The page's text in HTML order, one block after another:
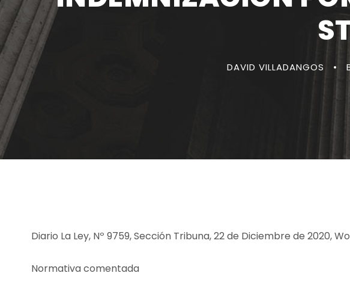
DAVID VILLADANGOS •
Diario La Ley, Nº 9759, Sección Tribuna, 22 de Diciembre de 2020,
Normativa comentada